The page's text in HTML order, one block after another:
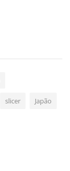
slicer Japão